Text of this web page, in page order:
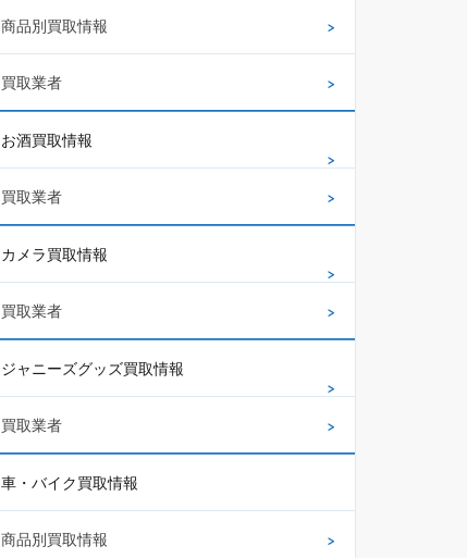
商品別買取情報
買取業者
お酒買取情報
買取業者
カメラ買取情報
買取業者
ジャニーズグッズ買取情報
買取業者
車・バイク買取情報
商品別買取情報